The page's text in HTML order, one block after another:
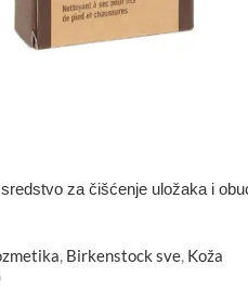
za čišćenje uložaka i
, Birkenstock sve, Koža